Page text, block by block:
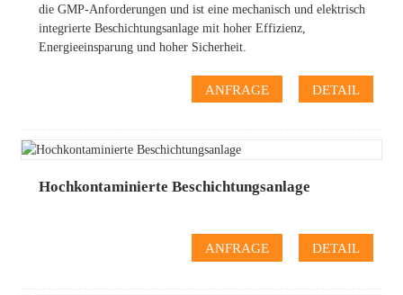
die GMP-Anforderungen und ist eine mechanisch und elektrisch
integrierte Beschichtungsanlage mit hoher Effizienz,
Energieeinsparung und hoher Sicherheit.
ANFRAGE DETAIL
Hochkontaminierte Beschichtungsanlage
ANFRAGE DETAIL